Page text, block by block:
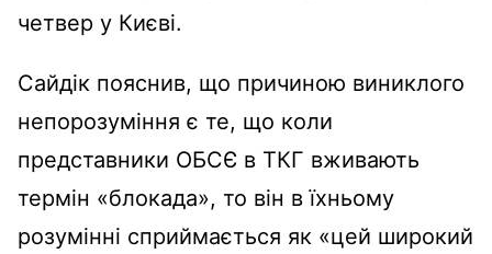
четвер у Києві.
Сайдік пояснив, що причиною виниклого
непорозуміння є те, що коли
представники ОБСЄ в ТКГ вживають
термін «блокада», то він в їхньому
розумінні сприймається як «цей широкий